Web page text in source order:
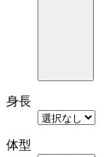
身長
体型